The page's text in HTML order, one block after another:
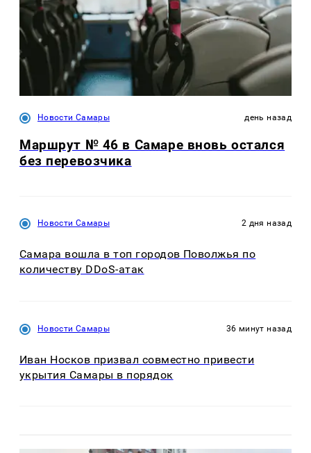
Новости Самары день назад
Маршрут № 46 в Самаре вновь остался
без перевозчика
Новости Самары 2 дня назад
Самара вошла в топ городов Поволжья по
количеству DDoS-атак
Новости Самары 36 минут назад
Иван Носков призвал совместно привести
укрытия Самары в порядок